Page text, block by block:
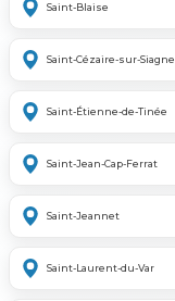
Saint-Blaise
Saint-Cézaire-sur-Siagne
Saint-Étienne-de-Tinée
Saint-Jean-Cap-Ferrat
Saint-Jeannet
Saint-Laurent-du-Var